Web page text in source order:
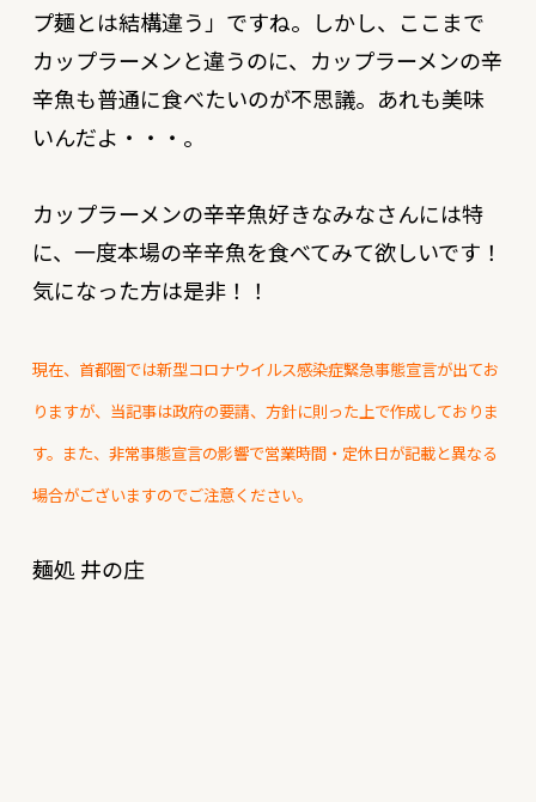
プ麺とは結構違う」ですね。しかし、ここまで
カップラーメンと違うのに、カップラーメンの辛
辛魚も普通に食べたいのが不思議。あれも美味
いんだよ・・・。
カップラーメンの辛辛魚好きなみなさんには特
に、一度本場の辛辛魚を食べてみて欲しいです！
気になった方は是非！！
現在、首都圏では新型コロナウイルス感染症緊急事態宣言が出てお
りますが、当記事は政府の要請、方針に則った上で作成しておりま
す。また、非常事態宣言の影響で営業時間・定休日が記載と異なる
場合がございますのでご注意ください。
麺処 井の庄